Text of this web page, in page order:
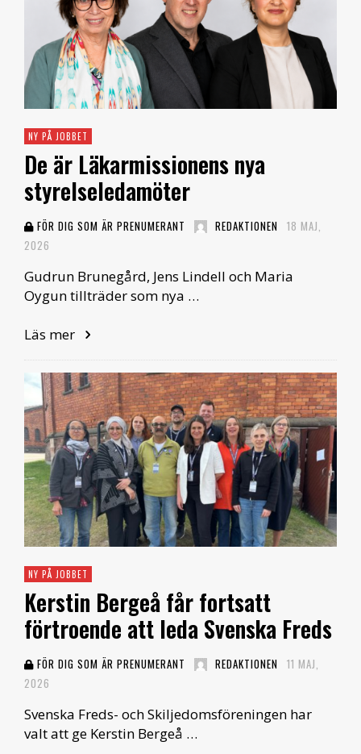
NY PÅ JOBBET
De är Läkarmissionens nya
styrelseledamöter
FÖR DIG SOM ÄR PRENUMERANT REDAKTIONEN 18 MAJ,
2026
Gudrun Brunegård, Jens Lindell och Maria
Oygun tillträder som nya …
Läs mer
NY PÅ JOBBET
Kerstin Bergeå får fortsatt
förtroende att leda Svenska Freds
FÖR DIG SOM ÄR PRENUMERANT REDAKTIONEN 11 MAJ,
2026
Svenska Freds- och Skiljedomsföreningen har
valt att ge Kerstin Bergeå …